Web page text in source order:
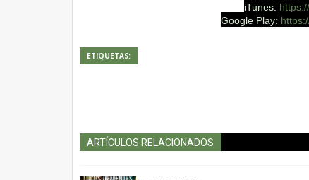
iTunes:
Google Play:
ETIQUETAS:
ARTÍCULOS RELACIONADOS